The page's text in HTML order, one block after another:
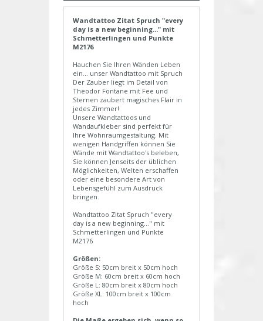
Wandtattoo Zitat Spruch "every
day is a new beginning..." mit
Schmetterlingen und Punkte
M2176
Hauchen Sie Ihren Wänden Leben
ein... unser Wandtattoo mit Spruch
Der Zauber liegt im Detail von
Theodor Fontane mit Fee und
Sternen zaubert magisches Flair in
jedes Zimmer!
Unsere Wandtattoos und
Wandaufkleber sind perfekt für
Ihre Wohnraumgestaltung. Mit
wenigen Handgriffen können Sie
Wände mit Wandtattoo's beleben,
Sie können Jenseits der üblichen
Möglichkeiten, Welten erschaffen
oder eine besondere Art von
Lebensgefühl zum Ausdruck
bringen.
Wandtattoo Zitat Spruch "every
day is a new beginning..." mit
Schmetterlingen und Punkte
M2176
Größen:
Größe S: 50cm breit x 50cm hoch
Größe M: 60cm breit x 60cm hoch
Größe L: 80cm breit x 80cm hoch
Größe XL: 100cm breit x 100cm
hoch